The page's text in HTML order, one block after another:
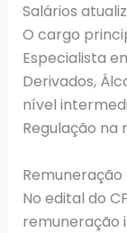
Salários
O cargo
Especialista
Derivados,
nível
Regulação na
No edital do
remuneração